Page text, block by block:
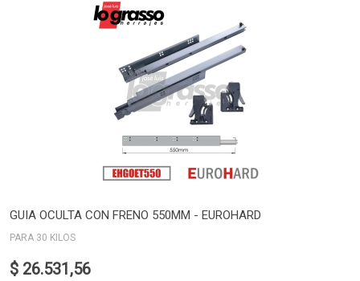
GUIA OCULTA CON FRENO 550MM - EUROHARD
PARA 30 KILOS
$ 26.531,56